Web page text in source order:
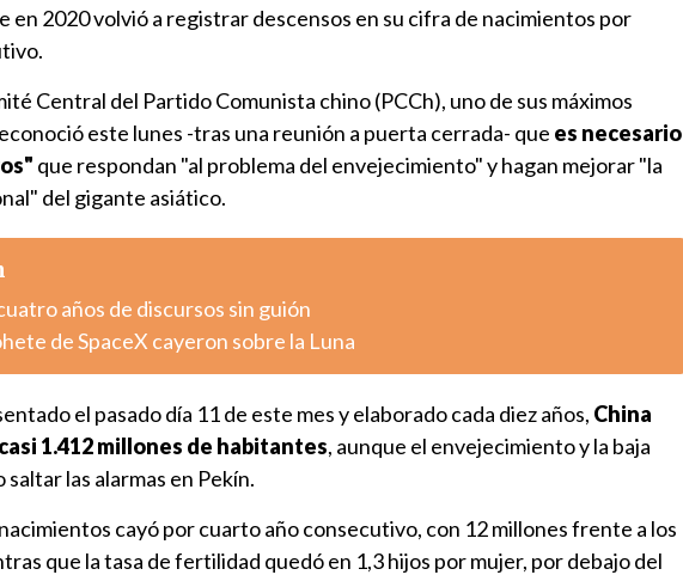
en 2020 volvió a registrar descensos en su cifra de nacimientos por
Central del Partido Comunista chino (PCCh), uno de sus máximos
este lunes -tras una reunión a puerta cerrada- que es necesario
que respondan "al problema del envejecimiento" y hagan mejorar "la
del gigante asiático.
años de discursos sin guión
de SpaceX cayeron sobre la Luna
el pasado día 11 de este mes y elaborado cada diez años, China
1.412 millones de habitantes, aunque el envejecimiento y la baja
las alarmas en Pekín.
cayó por cuarto año consecutivo, con 12 millones frente a los
que la tasa de fertilidad quedó en 1,3 hijos por mujer, por debajo del